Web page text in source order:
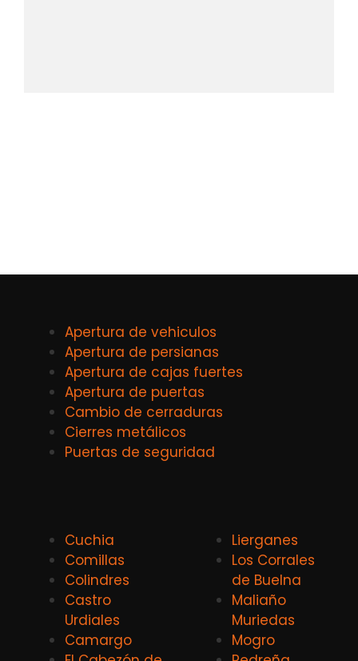
Apertura de vehiculos
Apertura de persianas
Apertura de cajas fuertes
Apertura de puertas
Cambio de cerraduras
Cierres metálicos
Puertas de seguridad
Cuchia
Comillas
Colindres
Castro
Urdiales
Camargo
Lierganes
Los Corrales
de Buelna
Maliaño
Muriedas
Mogro